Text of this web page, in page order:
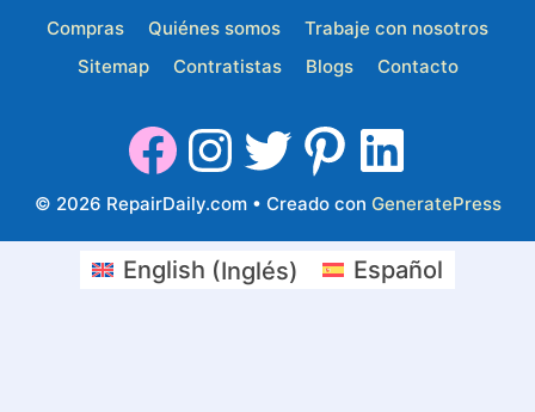
Compras Quiénes somos
Trabaje con nosotros
Sitemap
Contratistas Blogs Contacto
© 2026 RepairDaily.com• Creado con GeneratePress
English (Inglés) Español